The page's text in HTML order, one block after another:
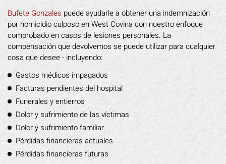
Bufete Gonzales puede ayudarle a obtener una indemnización
por homicidio culposo en West Covina con nuestro enfoque
comprobado en casos de lesiones personales. La
compensación que devolvemos se puede utilizar para cualquier
cosa que desee - incluyendo:
Gastos médicos impagados
Facturas pendientes del hospital
Funerales y entierros
Dolor y sufrimiento de las víctimas
Dolor y sufrimiento familiar
Pérdidas financieras actuales
Pérdidas financieras futuras